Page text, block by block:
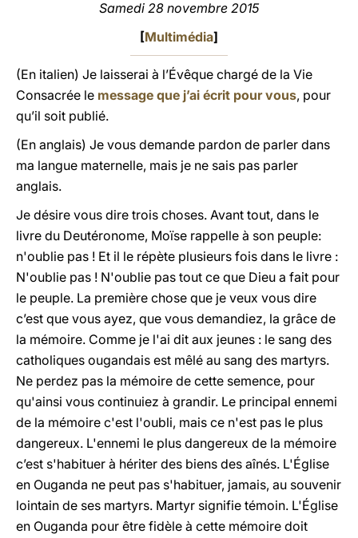
Samedi 28 novembre 2015
[Multimédia]
(En italien) Je laisserai à l’Évêque chargé de la Vie
Consacrée le message que j’ai écrit pour vous, pour
qu’il soit publié.
(En anglais) Je vous demande pardon de parler dans
ma langue maternelle, mais je ne sais pas parler
anglais.
Je désire vous dire trois choses. Avant tout, dans le
livre du Deutéronome, Moïse rappelle à son peuple:
n'oublie pas ! Et il le répète plusieurs fois dans le livre :
N'oublie pas ! N'oublie pas tout ce que Dieu a fait pour
le peuple. La première chose que je veux vous dire
c’est que vous ayez, que vous demandiez, la grâce de
la mémoire. Comme je l'ai dit aux jeunes : le sang des
catholiques ougandais est mêlé au sang des martyrs.
Ne perdez pas la mémoire de cette semence, pour
qu'ainsi vous continuiez à grandir. Le principal ennemi
de la mémoire c'est l'oubli, mais ce n'est pas le plus
dangereux. L'ennemi le plus dangereux de la mémoire
c’est s'habituer à hériter des biens des aînés. L'Église
en Ouganda ne peut pas s'habituer, jamais, au souvenir
lointain de ses martyrs. Martyr signifie témoin. L'Église
en Ouganda pour être fidèle à cette mémoire doit